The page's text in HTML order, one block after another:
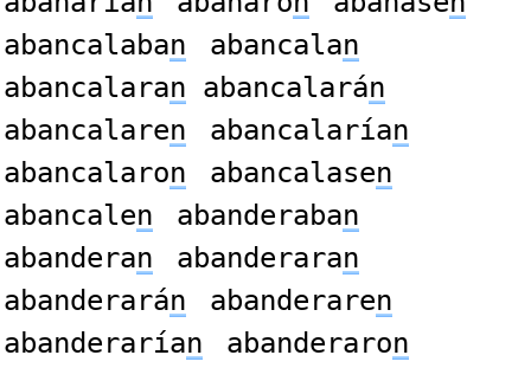
abancalaban abancalan
abancalaran abancalarán
abancalaren abancalarían
abancalaron abancalasen
abancalen abanderaban
abanderan abanderaran
abanderarán abanderaren
abanderarían abanderaron